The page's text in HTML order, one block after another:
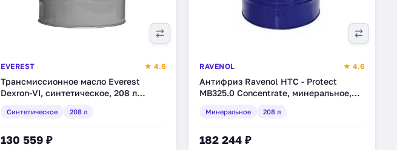
EVEREST ★ 4.6
Трансмиссионное масло Everest
Dexron-VI, синтетическое, 208 л
Синтетическое 208 л
130 559 ₽
RAVENOL ★ 4.6
Антифриз Ravenol HTC - Protect
MB325.0 Concentrate, минеральное,
Минеральное 208 л
182 244 ₽